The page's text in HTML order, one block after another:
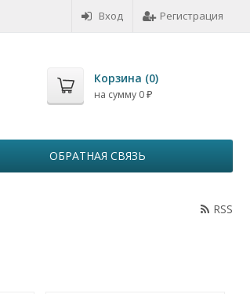
Вход Регистрация
Корзина (0)
на сумму 0 ₽
ОБРАТНАЯ СВЯЗЬ
RSS